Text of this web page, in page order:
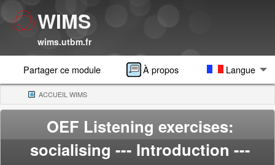
WIMS
wims.utbm.fr
Partager ce module À propos Langue
ACCUEIL WIMS(CURRENT)
OEF Listening exercises:
socialising --- Introduction ---